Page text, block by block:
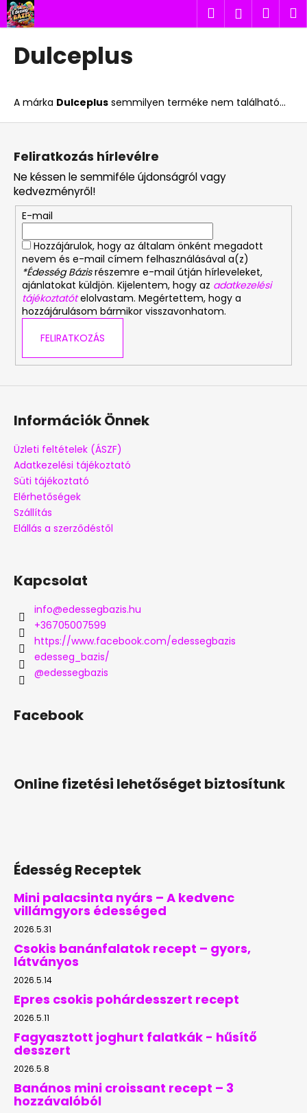
Ugrás
fő
tartalomhoz
Keresés
Dulceplus
A márka Dulceplus semmilyen terméke nem található...
K
o
i
t
k
e
r
e
s
?
KERESÉS
j
j
k
MINI
HAMBURGER
GUMICUKOR
10G
L
Feliratkozás hírlevélre
Ne késsen le semmiféle újdonságról vagy
kedvezményről!
E-mail
Hozzájárulok, hogy az általam önként megadott
nevem és e-mail címem felhasználásával a(z)
*Édesség Bázisrészemre e-mail útján hírleveleket,
ajánlatokat küldjön. Kijelentem, hogy az adatkezelési
tájékoztatót elolvastam. Megértettem, hogy a
hozzájárulásom bármikor visszavonhatom.
FELIRATKOZÁS
Információk Önnek
Üzleti feltételek (ÁSZF)
Adatkezelési tájékoztató
Süti tájékoztató
Elérhetőségek
Szállítás
Elállás a szerződéstől
Kapcsolat
info@edessegbazis.hu
+36705007599
https://www.facebook.com/edessegbazis
edesseg_bazis/
@edessegbazis
Facebook
Online fizetési lehetőséget biztosítunk
Édesség Receptek
Mini palacsinta nyárs – A kedvenc
villámgyors édességed
2026.5.31
Csokis banánfalatok recept – gyors,
látványos
2026.5.14
Epres csokis pohárdesszert recept
2026.5.11
Fagyasztott joghurt falatkák - hűsítő
desszert
2026.5.8
Banános mini croissant recept – 3
hozzávalóból